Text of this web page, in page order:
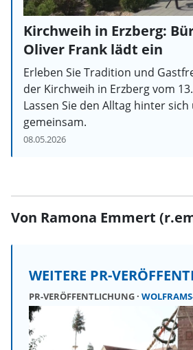
Kirchweih in Erzberg:
Oliver Frank lädt ein
Erleben Sie Tradition und
der Kirchweih in Erzberg vom
Lassen Sie den Alltag hinter
gemeinsam.
08.05.2026
Von Ramona Emmert
WEITERE PR-
PR-VERÖFFENTLICHUNG